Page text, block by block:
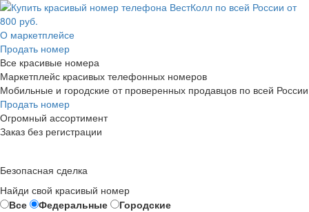
О маркетплейсе
Продать номер
Все красивые номера
Маркетплейс красивых телефонных номеров
Мобильные и городские от проверенных продавцов по всей России
Продать номер
Огромный ассортимент
Заказ без регистрации
Безопасная сделка
Найди свой красивый номер
Все
Федеральные
Городские